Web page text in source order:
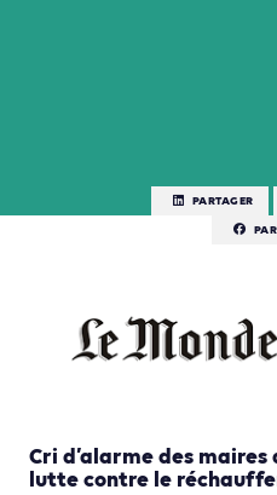
PARTAGER
Cri d’alarme des
lutte contre le